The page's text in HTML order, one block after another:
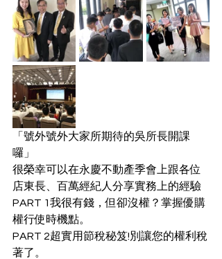
「號外號外大家所期待的吳所長開課
囉」
很榮幸可以在永慶不動產季會上跟各位
店東長、百萬經紀人分享實務上的經驗
PART 1我很有錢，但卻沒權？掌握優購
權行使時機點。
PART 2超實用節稅秘笈!別讓您的權利稅
著了。